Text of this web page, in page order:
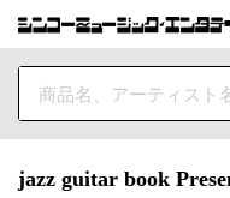
jazz guitar book